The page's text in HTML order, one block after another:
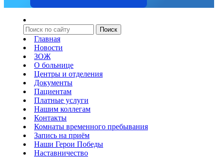
Главная
Новости
ЗОЖ
О больнице
Центры и отделения
Документы
Пациентам
Платные услуги
Нашим коллегам
Контакты
Комнаты временного пребывания
Запись на приём
Наши Герои Победы
Наставничество